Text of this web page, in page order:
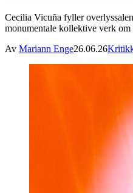
Cecilia Vicuña fyller
monumentale kollektive verk
Av Mariann Enge26.06.26